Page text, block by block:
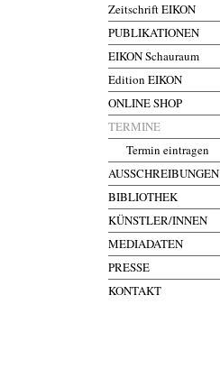
Zeitschrift EIKON
PUBLIKATIONEN
EIKON Schauraum
Edition EIKON
ONLINE SHOP
TERMINE
Termin eintragen
AUSSCHREIBUNGEN
BIBLIOTHEK
KÜNSTLER/INNEN
MEDIADATEN
PRESSE
KONTAKT